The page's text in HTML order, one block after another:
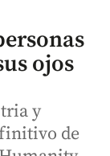
ojos
y
de